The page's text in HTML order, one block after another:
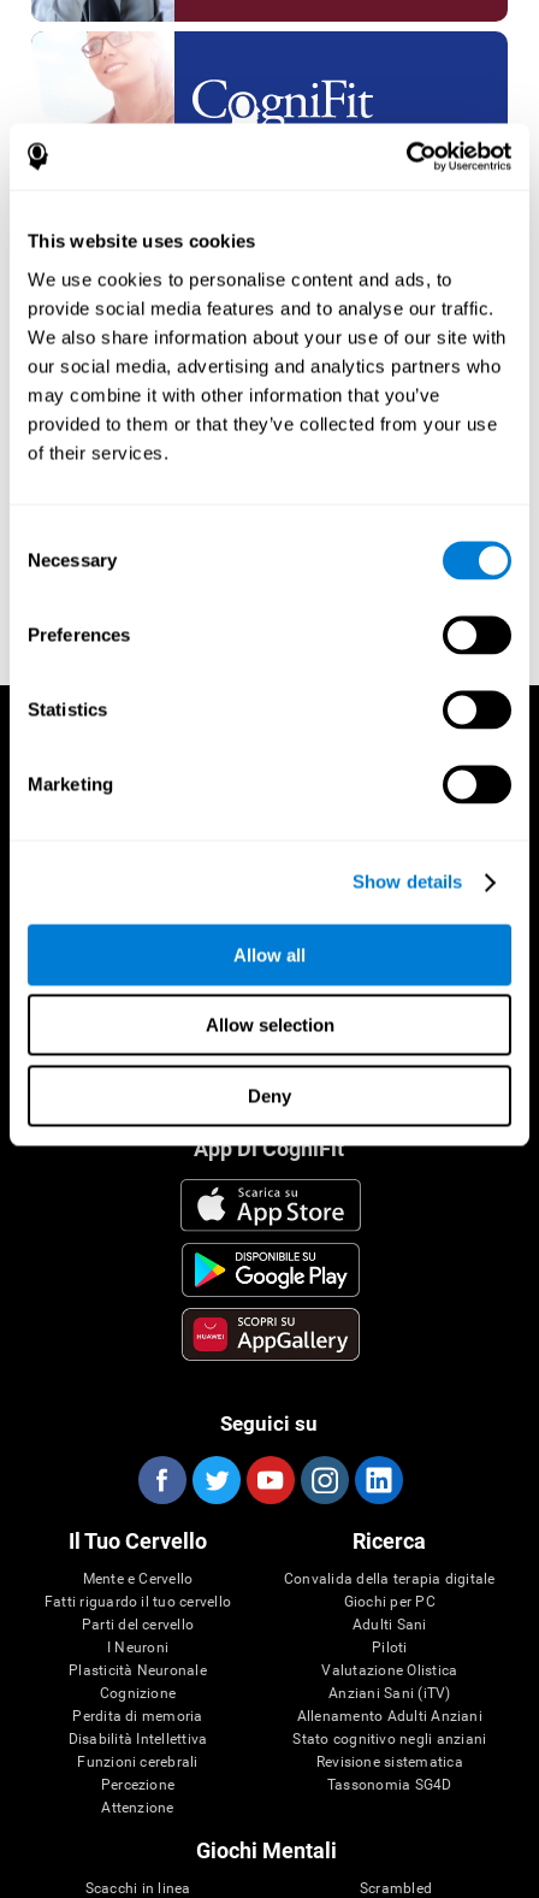
This website uses cookies
We use cookies to personalise content and ads, to
provide social media features and to analyse our traffic.
We also share information about your use of our site with
our social media, advertising and analytics partners who
may combine it with other information that you’ve
provided to them or that they’ve collected from your use
of their services.
Selection
Necessary
Preferences
Statistics
Marketing
Show details
Allow all
Allow selection
Deny
etichetta
crea un
Crea un account aggiuntivo per un trainer
App Di CogniFit
Seguici su
Il Tuo Cervello
Mente e Cervello
Fatti riguardo il tuo cervello
Parti del cervello
I Neuroni
Plasticità Neuronale
Cognizione
Perdita di memoria
Disabilità Intellettiva
Funzioni cerebrali
Percezione
Attenzione
Ricerca
Convalida della terapia digitale
Giochi per PC
Adulti Sani
Piloti
Valutazione Olistica
Anziani Sani (iTV)
Allenamento Adulti Anziani
Stato cognitivo negli anziani
Revisione sistematica
Tassonomia SG4D
Giochi Mentali
Scacchi in linea
Scrambled